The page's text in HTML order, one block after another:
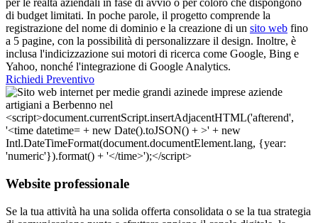
per le realtà aziendali in fase di avvio o per coloro che dispongono
di budget limitati. In poche parole, il progetto comprende la
registrazione del nome di dominio e la creazione di un sito web fino
a 5 pagine, con la possibilità di personalizzare il design. Inoltre, è
inclusa l'indicizzazione sui motori di ricerca come Google, Bing e
Yahoo, nonché l'integrazione di Google Analytics.
Richiedi Preventivo
Website professionale
Se la tua attività ha una solida offerta consolidata o se la tua strategia